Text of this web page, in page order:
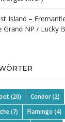
Island –
Grand NP / Lucky
(20) Condor(2)
(7) Flamingo (4)